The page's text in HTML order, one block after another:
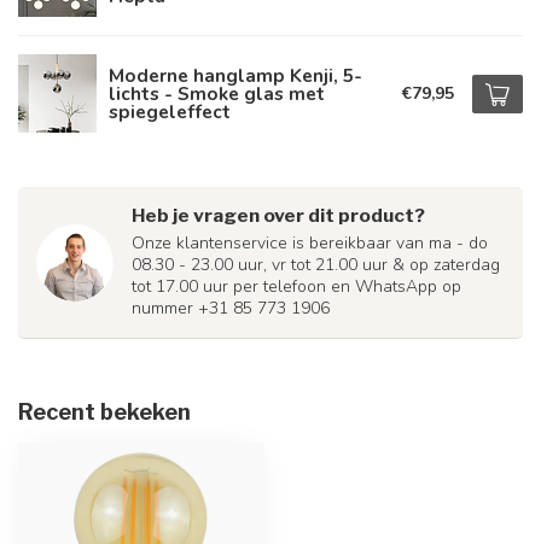
Moderne hanglamp Kenji, 5-
lichts - Smoke glas met
spiegeleffect
€79,95
Heb je vragen over dit product?
Onze klantenservice is bereikbaar van ma - do
08.30 - 23.00 uur, vr tot 21.00 uur & op zaterdag
tot 17.00 uur per telefoon en WhatsApp op
nummer +31 85 773 1906
Recent bekeken